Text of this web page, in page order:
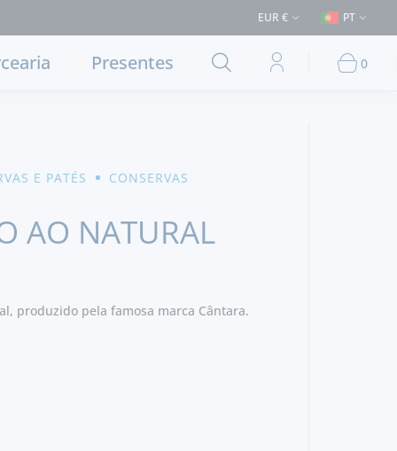
(Entrega em Lisboa e concelhos limítrofes) ⚠️ Envios para
EUR € PT
Presentes 0
E PATÉS CONSERVAS
AO NATURAL
produzido pela famosa marca Cântara.